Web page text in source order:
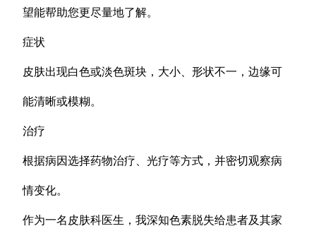
望能帮助您更尽量地了解。
症状
皮肤出现白色或淡色斑块，大小、形状不一，边缘可
能清晰或模糊。
治疗
根据病因选择药物治疗、光疗等方式，并密切观察病
情变化。
作为一名皮肤科医生，我深知色素脱失给患者及其家